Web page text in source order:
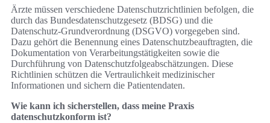
Ärzte müssen verschiedene Datenschutzrichtlinien befolgen, die
durch das Bundesdatenschutzgesetz (BDSG) und die
Datenschutz-Grundverordnung (DSGVO) vorgegeben sind.
Dazu gehört die Benennung eines Datenschutzbeauftragten, die
Dokumentation von Verarbeitungstätigkeiten sowie die
Durchführung von Datenschutzfolgeabschätzungen. Diese
Richtlinien schützen die Vertraulichkeit medizinischer
Informationen und sichern die Patientendaten.
Wie kann ich sicherstellen, dass meine Praxis
datenschutzkonform ist?